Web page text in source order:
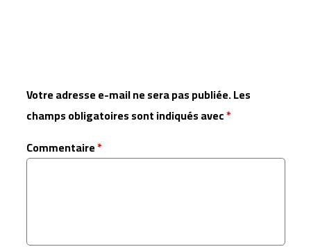
Votre adresse e-mail ne sera pas publiée.Les
champs obligatoires sont indiqués avec*
Commentaire*